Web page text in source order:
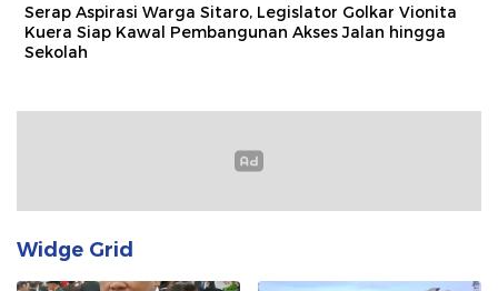
Serap Aspirasi Warga Sitaro, Legislator Golkar Vionita
Kuera Siap Kawal Pembangunan Akses Jalan hingga
Sekolah​
Widge Grid